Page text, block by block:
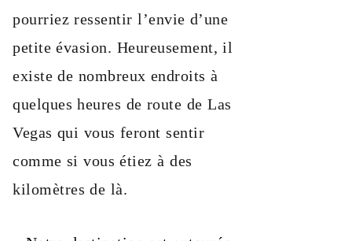
pourriez ressentir l’envie d’une
petite évasion. Heureusement, il
existe de nombreux endroits à
quelques heures de route de Las
Vegas qui vous feront sentir
comme si vous étiez à des
kilomètres de là.